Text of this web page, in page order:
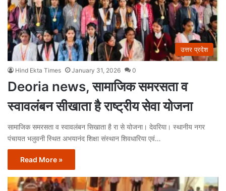
उत्तर प्रदेश
Hind Ekta Times January 31, 2026 0
Deoria news, सामाजिक समरसता व
स्वावलंबन सीखाता है राष्ट्रीय सेवा योजना
सामाजिक समरसता व स्वावलंबन सिखाता है रा से योजना। देवरिया। स्थानीय नगर
पंचायत भलुवनी स्थित अभयानंद शिक्षा संस्थान शिवधारिया एवं…
Read More »